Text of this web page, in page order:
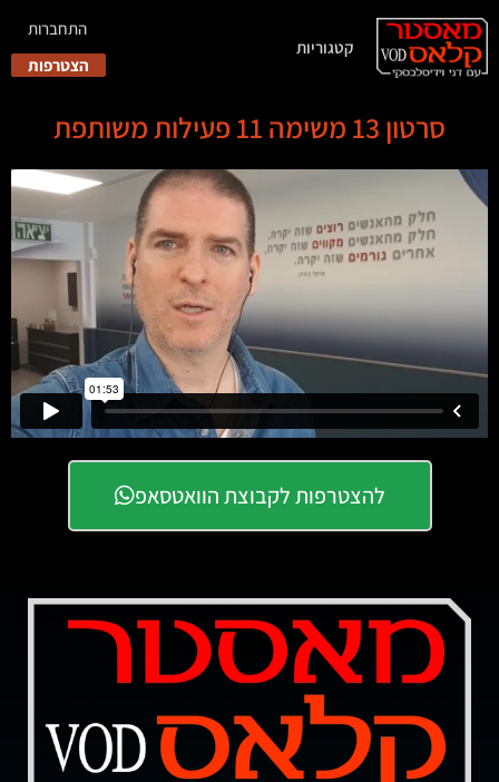
קטגוריות
התחברות
הצטרפות
סרטון 13 משימה 11 פעילות משותפת
להצטרפות לקבוצת הוואטסאפ